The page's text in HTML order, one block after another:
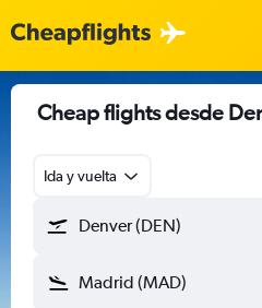
Cheap flights desde
Ida y vuelta
Denver (DEN)
Madrid (MAD)